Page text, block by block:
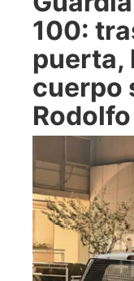
100:
puerta,
cuerpo